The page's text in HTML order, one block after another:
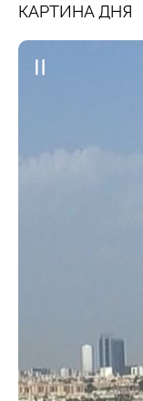
КАРТИНА ДНЯ